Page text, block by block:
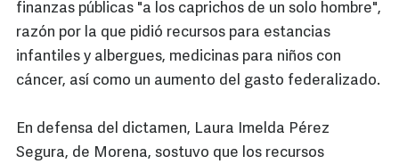
finanzas públicas "a los caprichos de un solo hombre",
razón por la que pidió recursos para estancias
infantiles y albergues, medicinas para niños con
cáncer, así como un aumento del gasto federalizado.
En defensa del dictamen, Laura Imelda Pérez
Segura, de Morena, sostuvo que los recursos